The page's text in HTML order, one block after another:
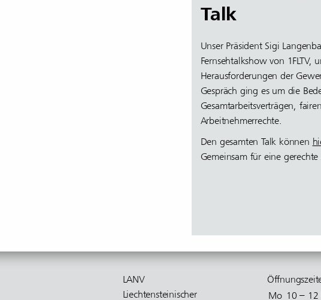
Talk
Unser Präsident Sigi
Fernsehtalkshow von
Herausforderungen der
Gespräch ging es um die
Gesamtarbeitsverträgen,
Arbeitnehmerrechte.
Den gesamten Talk können
Gemeinsam für eine
LANV
Liech­ten­stei­ni­scher
Mo 10 – 12